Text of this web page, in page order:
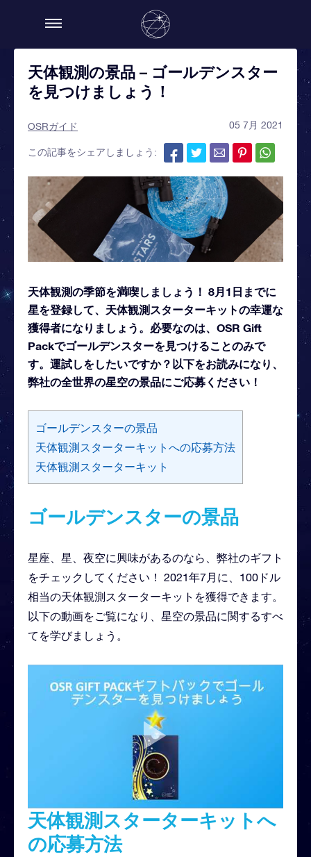
天体観測の景品 – ゴールデンスター
を見つけましょう！
OSRガイド 05 7月 2021
この記事をシェアしましょう:
天体観測の季節を満喫しましょう！ 8月1日までに
星を登録して、天体観測スターターキットの幸運な
獲得者になりましょう。必要なのは、OSR Gift
Packでゴールデンスターを見つけることのみで
す。運試しをしたいですか？以下をお読みになり、
弊社の全世界の星空の景品にご応募ください！
ゴールデンスターの景品
天体観測スターターキットへの応募方法
天体観測スターターキット
ゴールデンスターの景品
星座、星、夜空に興味があるのなら、弊社のギフト
をチェックしてください！ 2021年7月に、100ドル
相当の天体観測スターターキットを獲得できます。
以下の動画をご覧になり、星空の景品に関するすべ
てを学びましょう。
天体観測スターターキットへ
の応募方法